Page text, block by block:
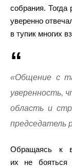
собрания. Тогда
уверенно
в тупик многих
«Общение с
уверенность,
область и
председатель
Обращаясь к
их не бояться